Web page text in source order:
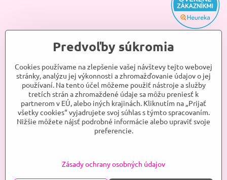
Predvoľby súkromia
Cookies používame na zlepšenie vašej návštevy tejto webovej
stránky, analýzu jej výkonnosti a zhromažďovanie údajov o jej
používaní. Na tento účel môžeme použiť nástroje a služby
tretích strán a zhromaždené údaje sa môžu preniesť k
partnerom v EÚ, alebo iných krajinách. Kliknutím na „Prijať
všetky cookies“ vyjadrujete svoj súhlas s týmto spracovaním.
Nižšie môžete nájsť podrobné informácie alebo upraviť svoje
preferencie.
Zásady ochrany osobných údajov